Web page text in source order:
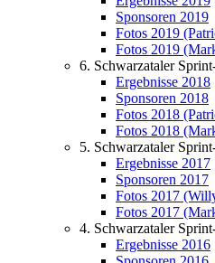
Sponsoren 2019
Fotos 2019
Fotos 2019
6. Schwarzataler
Ergebnisse 2018
Sponsoren 2018
Fotos 2018
Fotos 2018
5. Schwarzataler
Ergebnisse 2017
Sponsoren 2017
Fotos 2017
Fotos 2017
4. Schwarzataler
Ergebnisse 2016